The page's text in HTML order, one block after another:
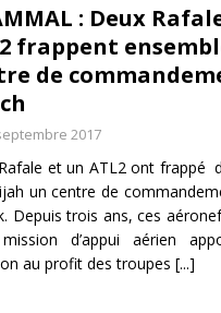
: Deux
frappent
de
2017
et un ATL2 ont frappé
un centre de
Depuis trois ans, ces
d’appui aérien
au profit des troupes [...]